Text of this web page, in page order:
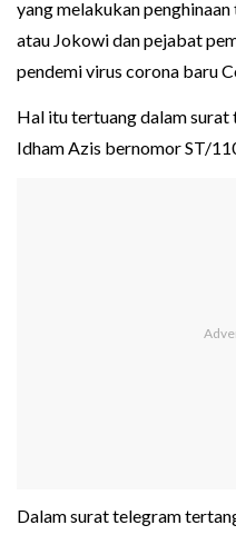
yang melakukan
atau Jokowi dan pejabat
pendemi virus corona baru
Hal itu tertuang dalam
Idham Azis bernomor ST/
Dalam surat telegram